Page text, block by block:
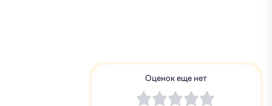
Оценок еще нет